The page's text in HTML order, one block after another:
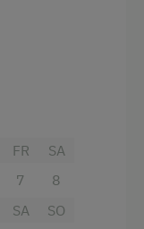
FR
7
SA
8
SA
SO